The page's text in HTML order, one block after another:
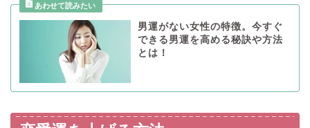
男運がない女性の特徴。今すぐ
できる男運を高める秘訣や方法
とは！